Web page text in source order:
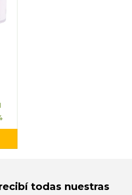
todas nuestras